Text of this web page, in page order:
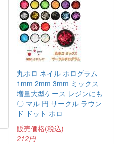
丸ホロ ネイル ホログラム
1mm 2mm 3mm ミックス
増量大型ケース レジンにも
〇 マル 円 サークル ラウン
ド ドット ホロ
販売価格(税込)
212円